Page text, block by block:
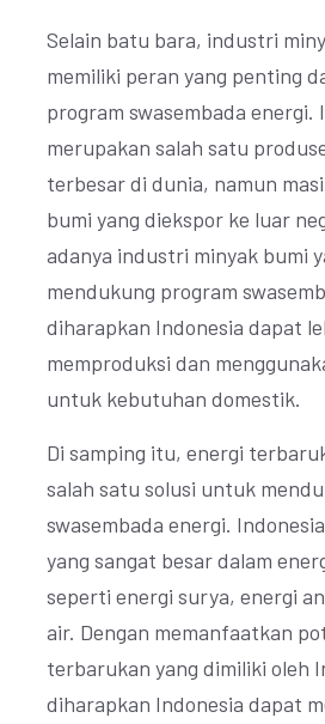
Selain batu bara, industri
memiliki peran yang penting
program swasembada energi.
merupakan salah satu
terbesar di dunia, namun
bumi yang diekspor ke luar
adanya industri minyak bumi
mendukung program
diharapkan Indonesia dapat
memproduksi dan
untuk kebutuhan domestik.
Di samping itu, energi
salah satu solusi untuk
swasembada energi.
yang sangat besar dalam
seperti energi surya, energi
air. Dengan memanfaatkan
terbarukan yang dimiliki oleh
diharapkan Indonesia dapat